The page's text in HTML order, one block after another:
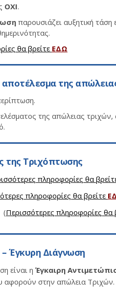
ΟΧΙ.
παρουσιάζει αυξητική τάση
θα βρείτε ΕΔΩ
της
της απώλειας
της Τριχόπτωσης
πληροφορίες θα
πληροφορίες θα βρείτε
(Περισσότερες πληροφορίες θα
Έγκυρη Διάγνωση
είναι η Έγκαιρη
αφορούν στην απώλεια Τριχών.